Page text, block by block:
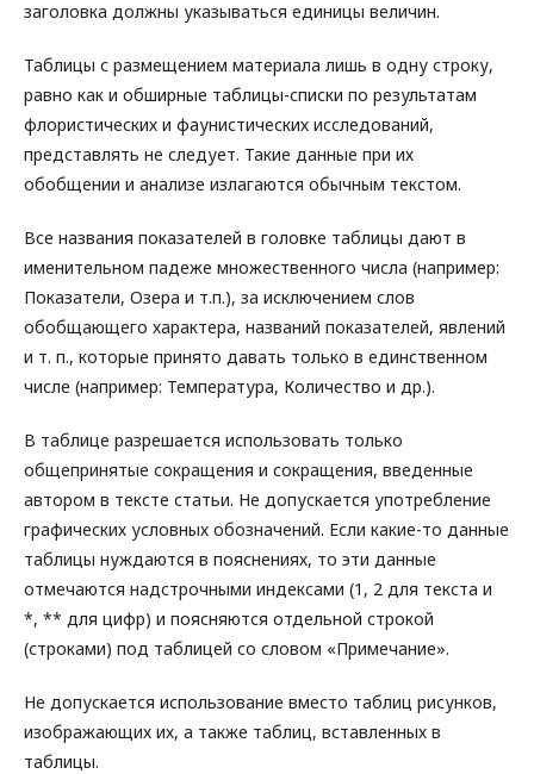
заголовка должны указываться единицы величин.
Таблицы с размещением материала лишь в одну строку,
равно как и обширные таблицы-списки по результатам
флористических и фаунистических исследований,
представлять не следует. Такие данные при их
обобщении и анализе излагаются обычным текстом.
Все названия показателей в головке таблицы дают в
именительном падеже множественного числа (например:
Показатели, Озера и т.п.), за исключением слов
обобщающего характера, названий показателей, явлений
и т. п., которые принято давать только в единственном
числе (например: Температура, Количество и др.).
В таблице разрешается использовать только
общепринятые сокращения и сокращения, введенные
автором в тексте статьи. Не допускается употребление
графических условных обозначений. Если какие-то данные
таблицы нуждаются в пояснениях, то эти данные
отмечаются надстрочными индексами (1, 2 для текста и
*, ** для цифр) и поясняются отдельной строкой
(строками) под таблицей со словом «Примечание».
Не допускается использование вместо таблиц рисунков,
изображающих их, а также таблиц, вставленных в
таблицы.